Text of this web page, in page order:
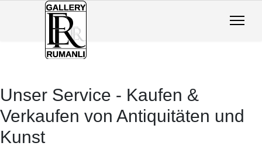
Unser Service - Kaufen &
Verkaufen von Antiquitäten und
Kunst